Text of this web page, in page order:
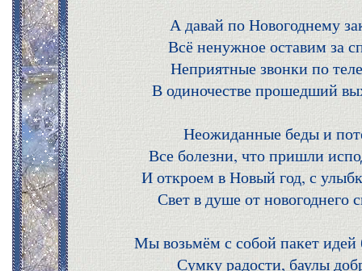
А давай по Новогоднему
Всё ненужное оставим за
Неприятные звонки по
В одиночестве прошедший
Неожиданные беды и
Все болезни, что пришли
И откроем в Новый год, с
Свет в душе от новогоднего
Мы возьмём с собой пакет идей
Сумку радости, баулы